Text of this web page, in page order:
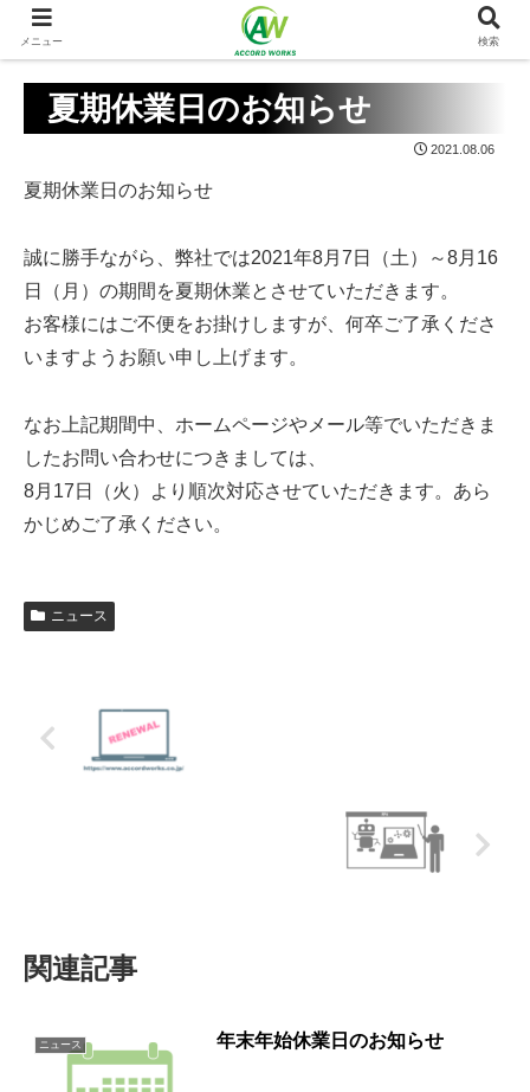
夏期休業日のお知らせ
2021.08.06
夏期休業日のお知らせ
誠に勝手ながら、弊社では2021年8月7日（土）～8月16
日（月）の期間を夏期休業とさせていただきます。
お客様にはご不便をお掛けしますが、何卒ご了承くださ
いますようお願い申し上げます。
なお上記期間中、ホームページやメール等でいただきま
したお問い合わせにつきましては、
8月17日（火）より順次対応させていただきます。あら
かじめご了承ください。
ニュース
関連記事
ニュース 年末年始休業日のお知らせ
メニュー 検索